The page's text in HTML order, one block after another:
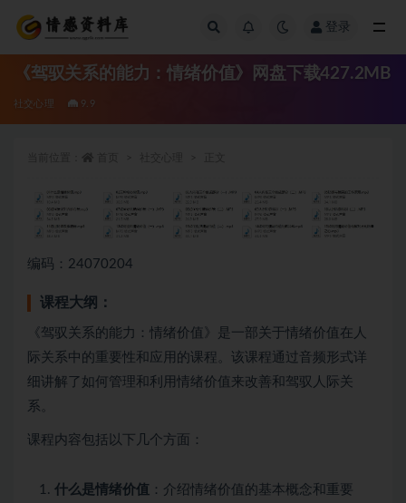
登录
《驾驭关系的能力：情绪价值》网盘下载427.2MB
社交心理 9.9
编码：24070204
课程大纲：
《驾驭关系的能力：情绪价值》是一部关于情绪价值在人
际关系中的重要性和应用的课程。该课程通过音频形式详
细讲解了如何管理和利用情绪价值来改善和驾驭人际关
系。
课程内容包括以下几个方面：
什么是情绪价值 ：介绍情绪价值的基本概念和重要